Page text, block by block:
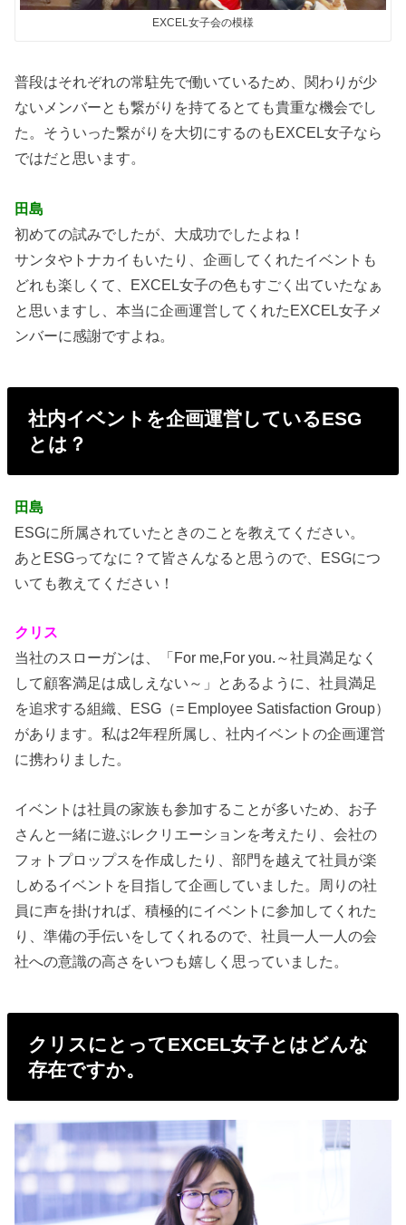
EXCEL女子会の模様
普段はそれぞれの常駐先で働いているため、関わりが少
ないメンバーとも繋がりを持てるとても貴重な機会でし
た。そういった繋がりを大切にするのもEXCEL女子なら
ではだと思います。
田島
初めての試みでしたが、大成功でしたよね！
サンタやトナカイもいたり、企画してくれたイベントも
どれも楽しくて、EXCEL女子の色もすごく出ていたなぁ
と思いますし、本当に企画運営してくれたEXCEL女子メ
ンバーに感謝ですよね。
社内イベントを企画運営しているESG
とは？
田島
ESGに所属されていたときのことを教えてください。
あとESGってなに？て皆さんなると思うので、ESGにつ
いても教えてください！
クリス
当社のスローガンは、「For me,For you.～社員満足なく
して顧客満足は成しえない～」とあるように、社員満足
を追求する組織、ESG（= Employee Satisfaction Group）
があります。私は2年程所属し、社内イベントの企画運営
に携わりました。
イベントは社員の家族も参加することが多いため、お子
さんと一緒に遊ぶレクリエーションを考えたり、会社の
フォトプロップスを作成したり、部門を越えて社員が楽
しめるイベントを目指して企画していました。周りの社
員に声を掛ければ、積極的にイベントに参加してくれた
り、準備の手伝いをしてくれるので、社員一人一人の会
社への意識の高さをいつも嬉しく思っていました。
クリスにとってEXCEL女子とはどんな
存在ですか。